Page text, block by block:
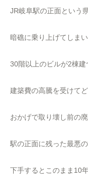
JR岐阜駅の正面という
暗礁に乗り上げてしまい
30階以上のビルが2棟
建築費の高騰を受けて
おかげで取り壊し前の
駅の正面に残った最悪
下手するとこのまま10